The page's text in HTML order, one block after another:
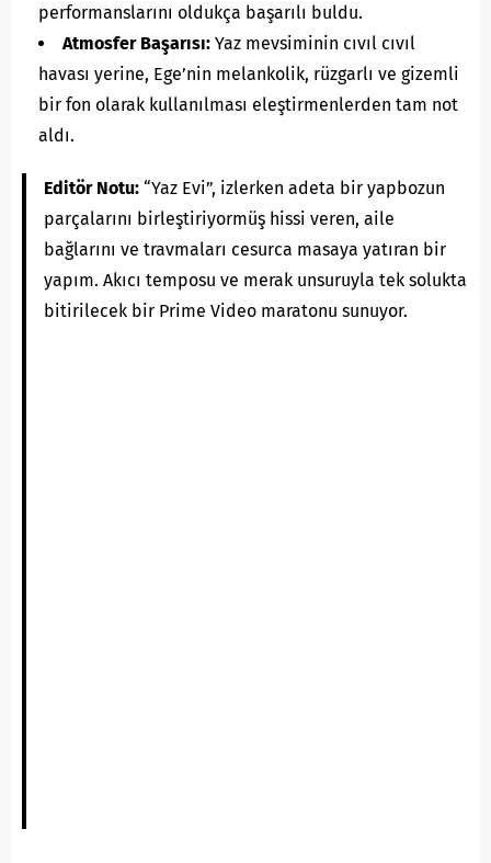
performanslarını oldukça başarılı buldu.
Atmosfer Başarısı: Yaz mevsiminin cıvıl cıvıl
havası yerine, Ege’nin melankolik, rüzgarlı ve gizemli
bir fon olarak kullanılması eleştirmenlerden tam not
aldı.
Editör Notu: “Yaz Evi”, izlerken adeta bir yapbozun
parçalarını birleştiriyormüş hissi veren, aile
bağlarını ve travmaları cesurca masaya yatıran bir
yapım. Akıcı temposu ve merak unsuruyla tek solukta
bitirilecek bir Prime Video maratonu sunuyor.